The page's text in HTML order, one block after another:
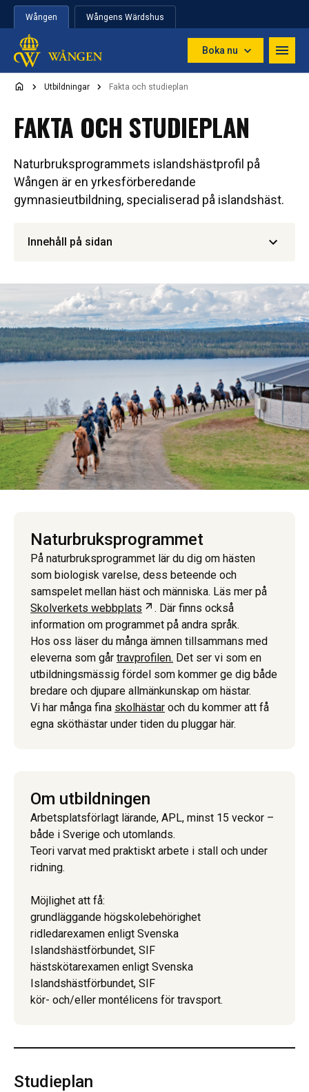
Hoppa till innehåll
Wången Wångens Wärdshus
Boka nu
Utbildningar Fakta och studieplan
FAKTA OCH STUDIEPLAN
Naturbruksprogrammets islandshästprofil på
Wången är en yrkesförberedande
gymnasieutbildning, specialiserad på islandshäst.
Innehåll på sidan
Naturbruks­programmet
På naturbruksprogrammet lär du dig om hästen
som biologisk varelse, dess beteende och
samspelet mellan häst och människa. Läs mer på
Skolverkets webbplats
Öppnas i ny flik
. Där finns också
information om programmet på andra språk.
Hos oss läser du många ämnen tillsammans med
eleverna som går travprofilen. Det ser vi som en
utbildningsmässig fördel som kommer ge dig både
bredare och djupare allmänkunskap om hästar.
Vi har många fina skolhästar och du kommer att få
egna sköthästar under tiden du pluggar här.
Om utbildningen
Arbetsplatsförlagt lärande, APL, minst 15 veckor –
både i Sverige och utomlands.
Teori varvat med praktiskt arbete i stall och under
ridning.
Möjlighet att få:
grundläggande högskolebehörighet
ridledarexamen enligt Svenska
Islandshästförbundet, SIF
hästskötarexamen enligt Svenska
Islandshästförbundet, SIF
kör- och/eller montélicens för travsport.
Studieplan